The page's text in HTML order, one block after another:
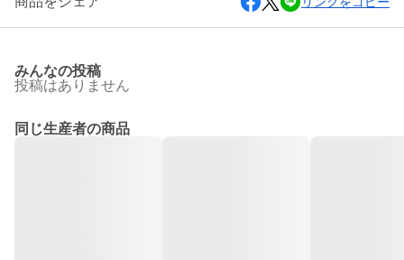
みんなの投稿
投稿はありません
同じ生産者の商品